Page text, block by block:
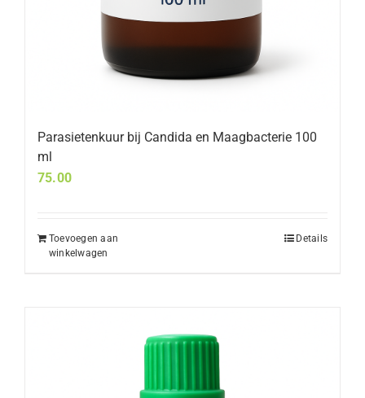
Parasietenkuur bij Candida en Maagbacterie 100
ml
75.00
Toevoegen aan
winkelwagen
Details